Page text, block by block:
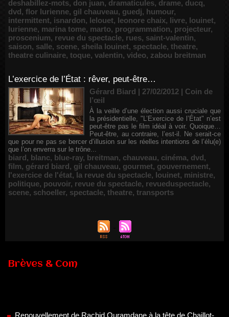
deshabillez-mots, don juan, dramaticules, drame, ducq,
dvd, flor lurienne, gil chauveau, guedj, humour,
intermittent, isnardon, lelouet, leonore chaix, livre, louinet,
lurienne, marina tome, marto, programmation, projecteur,
proscenium, revue du spectacle, rues, saint-valentin,
saison, salle, scene, sheila louinet, spectacle, theatre,
theatre culinaire, toque, valentin, video, zabou breitman
L’exercice de l’État : rêver, peut-être…
Gérard Biard | 27/02/2012 | Coin de
l’œil
À la veille d’une élection aussi cruciale que
la présidentielle, "L’Exercice de l’État" n’est
peut-être pas le film idéal à voir. Quoique…
Peut-être, au contraire, l’est-il. Ne serait-ce
que pour ne pas se bercer d’illusion sur les réelles intentions de l’élu(e)
que l’on enverra sur le trône...
biard, blanc, blue-ray, breitman, chauveau, cinéma, dvd,
film, gérard biard, gil chauveau, gourmet, gouvernement,
l'exercice de l'état, la revue du spectacle, louinet, ministre,
politique, pouvoir, revue du spectacle, revueduspectacle,
scene, schoeller, spectacle, theatre, transports
Brèves & Com
05/08/2026